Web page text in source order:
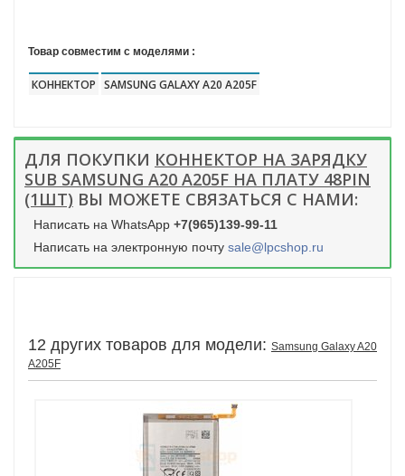
Товар совместим с моделями :
КОННЕКТОР SAMSUNG GALAXY A20 A205F
ДЛЯ ПОКУПКИ КОННЕКТОР НА ЗАРЯДКУ
SUB SAMSUNG A20 A205F НА ПЛАТУ 48PIN
(1ШТ) ВЫ МОЖЕТЕ СВЯЗАТЬСЯ С НАМИ:
Написать на WhatsApp +7(965)139-99-11
Написать на электронную почту sale@lpcshop.ru
12 других товаров для модели: Samsung Galaxy A20
A205F